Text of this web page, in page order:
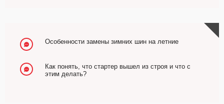
Особенности замены зимних шин на летние
Как понять, что стартер вышел из строя и что с
этим делать?